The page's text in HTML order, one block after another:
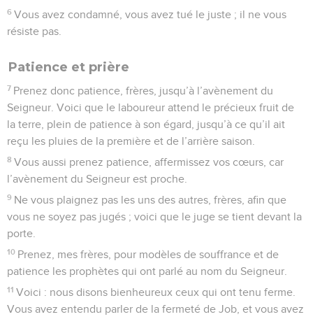
6 Vous avez condamné, vous avez tué le juste ; il ne vous
résiste pas.
Patience et prière
7 Prenez donc patience, frères, jusqu’à l’avènement du
Seigneur. Voici que le laboureur attend le précieux fruit de
la terre, plein de patience à son égard, jusqu’à ce qu’il ait
reçu les pluies de la première et de l’arrière saison.
8 Vous aussi prenez patience, affermissez vos cœurs, car
l’avènement du Seigneur est proche.
9 Ne vous plaignez pas les uns des autres, frères, afin que
vous ne soyez pas jugés ; voici que le juge se tient devant la
porte.
10 Prenez, mes frères, pour modèles de souffrance et de
patience les prophètes qui ont parlé au nom du Seigneur.
11 Voici : nous disons bienheureux ceux qui ont tenu ferme.
Vous avez entendu parler de la fermeté de Job, et vous avez